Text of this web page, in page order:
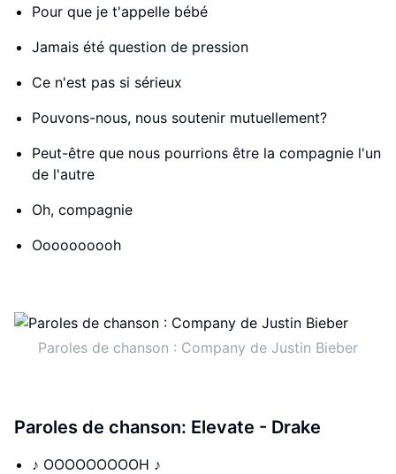
Pour que je t'appelle bébé
Jamais été question de pression
Ce n'est pas si sérieux
Pouvons-nous, nous soutenir mutuellement?
Peut-être que nous pourrions être la compagnie l'un
de l'autre
Oh, compagnie
Oooooooooh
Paroles de chanson : Company de Justin Bieber
Paroles de chanson: Elevate - Drake
♪ OOOOOOOOOH ♪